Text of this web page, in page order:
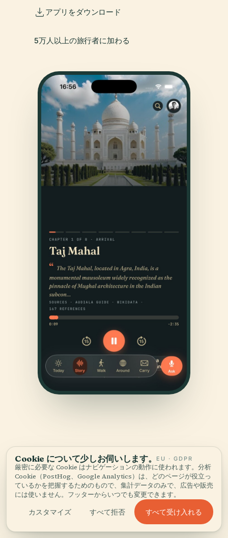
アプリをダウンロード
5万人以上の旅行者に加わる
出典
確かめて、お見せする。
歴史的記録、建築アーカイブ、そして地元の知見をもとに、
Audiala編集チームが調査・執筆しました。
Cookie について少しお伺いします。 EU · GDPR
厳密に必要な Cookie はナビゲーションの動作に使われます。分析
Cookie（PostHog、Google Analytics）は、どのページが役立っ
ているかを把握するためのもので、集計データのみで、広告や販売
には使いません。フッターからいつでも変更できます。
カスタマイズ すべて拒否 すべて受け入れる